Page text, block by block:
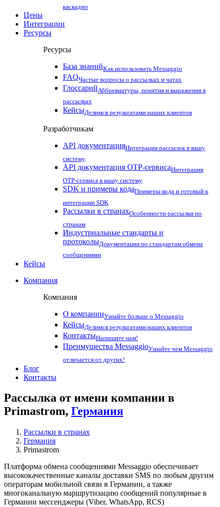
каскадно
Цены
Интеграции
Ресурсы
Ресурсы
База знанийКак использовать Messaggio
FAQЧастые вопросы о рассылках и чатах
ГлоссарийАббревиатуры, понятия и выражения в
рассылках
КейсыДелимся результатами наших клиентов
Разработчикам
API документацияИнтеграция рассылок в вашу
систему
API документация OTP-сервисаИнтеграция
OTP-сервиса в вашу систему
SDK и примеры кодаПримеры кода и готовый к
интеграции SDK
Рассылки в странахОсобенности рассылки по
странам
Индустриальные стандарты и
протоколыДокументация по стандартам обмена
сообщениями
Кейсы
Компания
Компания
О компанииУзнайте больше о Messaggio
КейсыДелимся результатами наших клиентов
КонтактыНапишите нам!
Преимущества MessaggioУзнайте чем Messaggio
отличается от других!
Блог
Контакты
Рассылка от имени компании в
Primastrom, Германия
Рассылки в странах
Германия
Primastrom
Платформа обмена сообщениями Messaggio обеспечивает
высококачественные каналы доставки SMS по любым другим
операторам мобильной связи в Германии, а также
многоканальную маршрутизацию сообщений популярные в
Германии мессенджеры (Viber, WhatsApp, RCS)